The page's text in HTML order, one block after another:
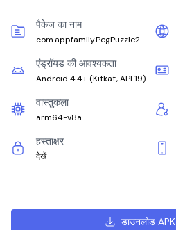
पैकेज का नाम
com.appfamily.PegPuzzle2
एंड्रॉयड की आवश्यकता
Android 4.4+ (Kitkat, API 19)
वास्तुकला
arm64-v8a
हस्ताक्षर
देखें
डाउनलोड APK